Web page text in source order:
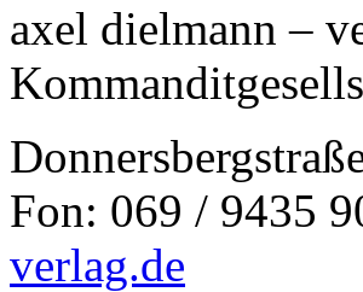
axel dielmann –
Fon: 069 / 9435
verlag.de